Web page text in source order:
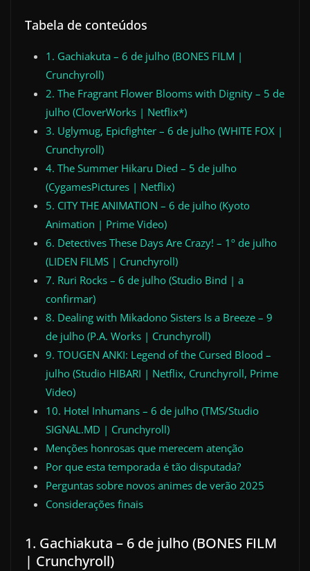
Tabela de conteúdos
1. Gachiakuta – 6 de julho (BONES FILM |
Crunchyroll)
2. The Fragrant Flower Blooms with Dignity – 5 de
julho (CloverWorks | Netflix*)
3. Uglymug, Epicfighter – 6 de julho (WHITE FOX |
Crunchyroll)
4. The Summer Hikaru Died – 5 de julho
(CygamesPictures | Netflix)
5. CITY THE ANIMATION – 6 de julho (Kyoto
Animation | Prime Video)
6. Detectives These Days Are Crazy! – 1º de julho
(LIDEN FILMS | Crunchyroll)
7. Ruri Rocks – 6 de julho (Studio Bind | a
confirmar)
8. Dealing with Mikadono Sisters Is a Breeze – 9
de julho (P.A. Works | Crunchyroll)
9. TOUGEN ANKI: Legend of the Cursed Blood –
julho (Studio HIBARI | Netflix, Crunchyroll, Prime
Video)
10. Hotel Inhumans – 6 de julho (TMS/Studio
SIGNAL.MD | Crunchyroll)
Menções honrosas que merecem atenção
Por que esta temporada é tão disputada?
Perguntas sobre novos animes de verão 2025
Considerações finais
1. Gachiakuta – 6 de julho (BONES FILM
| Crunchyroll)